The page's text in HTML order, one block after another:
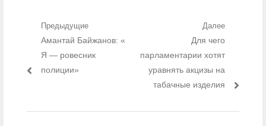
Навигация по записям
Предыдущие
Предыдущий пост:
Амантай Байжанов: «
Я — ровесник
полиции»
Далее
Следующий
пост:
Для чего
парламентарии хотят
уравнять акцизы на
табачные изделия